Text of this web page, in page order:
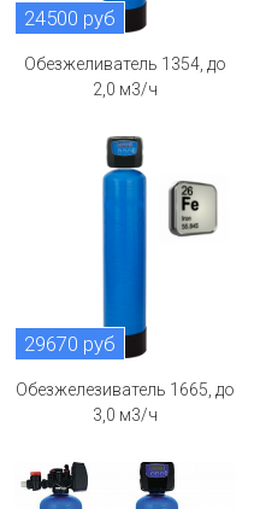
24500 руб
Обезжеливатель 1354, до
2,0 м3/ч
29670 руб
Обезжелезиватель 1665, до
3,0 м3/ч